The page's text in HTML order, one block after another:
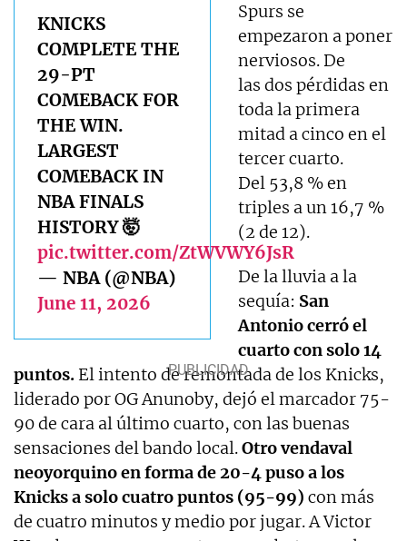
KNICKS
COMPLETE THE
29-PT
COMEBACK FOR
THE WIN.
LARGEST
COMEBACK IN
NBA FINALS
HISTORY 🤯
pic.twitter.com/ZtWVWY6JsR
— NBA (@NBA)
June 11, 2026
Spurs se
empezaron a poner
nerviosos. De
las dos pérdidas en
toda la primera
mitad a cinco en el
tercer cuarto.
Del 53,8 % en
triples a un 16,7 %
(2 de 12).
De la lluvia a la
sequía: San
Antonio cerró el
cuarto con solo 14
puntos. El intento de remontada de los Knicks,
liderado por OG Anunoby, dejó el marcador 75-
90 de cara al último cuarto, con las buenas
sensaciones del bando local.Otro vendaval
neoyorquino en forma de 20-4 puso a los
Knicks a solo cuatro puntos (95-99) con más
de cuatro minutos y medio por jugar. A Victor